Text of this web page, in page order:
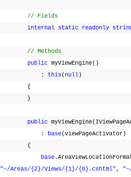
// Fields
internal static readonly
// Methods
public myViewEngine()
: this( null )
{
}
public
: base(viewPageActivator)
{
base
"~/Areas/{2}/Views/{1}/{0}.cshtml",